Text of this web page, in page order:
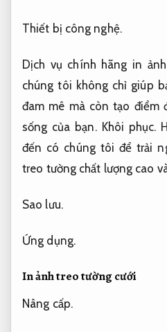
Thiết bị công nghệ.
Dịch vụ chính hãng in
chúng tôi không chỉ giúp
đam mê mà còn tạo điểm
sống của bạn. Khôi phục.
đến có chúng tôi để trải
treo tường chất lượng cao
Sao lưu.
Ứng dụng.
In ảnh treo tường cưới
Nâng cấp.